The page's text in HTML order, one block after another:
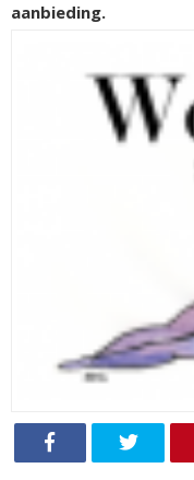
aanbieding.